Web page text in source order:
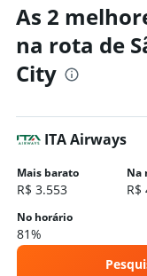
Hotéis em Londres
Hotéis em
Hotéis em Liverpool
Hotéis em Oxford
Hotéis em
Hotéis em
Hotéis em Bath
Hotéis em York
Hotéis em Brighton
Hotéis em
Hotéis em Bristol
As 2
na rota de
City
ITA Airways
Mais barato
R$ 3.553
Na
R$
No horário
81%